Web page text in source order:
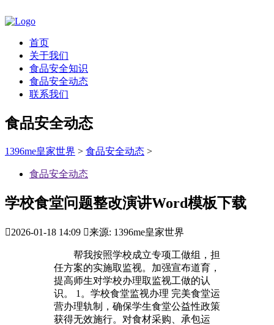
首页
关于我们
食品安全知识
食品安全动态
联系我们
食品安全动态
1396me皇家世界 > 食品安全动态 >
食品安全动态
学校食堂问题整改演讲Word模板下载
2026-01-18 14:09 来源: 1396me皇家世界
帮我按照学校成立专项工做组，担
任方案的实施取监视。加强宣布道育，
提高师生对学校办理取监视工做的认
识。 1。学校食堂监视办理 完美食堂运
营办理轨制，确保学生食堂公益性政策
获得无效施行。对食材采购、承包运